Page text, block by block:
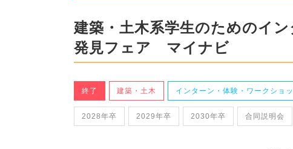
建築・土木系学生のためのイ
発見フェア マイナビ
終了 建築・土木 インターン・体験・ワークショ
2028年卒 2029年卒 2030年卒 合同説明会